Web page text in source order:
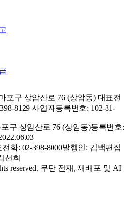
포구 상암산로 76 (상암동) 대표전
8129 사업자등록번호: 102-81-
구 상암산로 76 (상암동)등록번호:
화: 02-398-8000발행인: 김백편집
선희
reserved. 무단 전재, 재배포 및 AI